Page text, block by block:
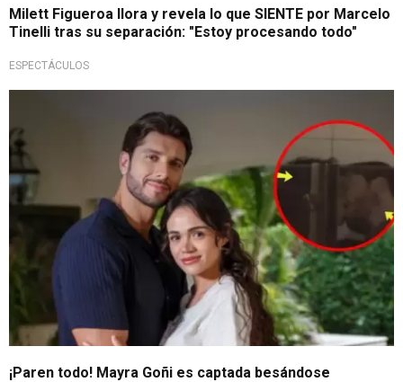
Milett Figueroa llora y revela lo que SIENTE por Marcelo
Tinelli tras su separación: "Estoy procesando todo"
ESPECTÁCULOS
¡Paren todo! Mayra Goñi es captada besándose